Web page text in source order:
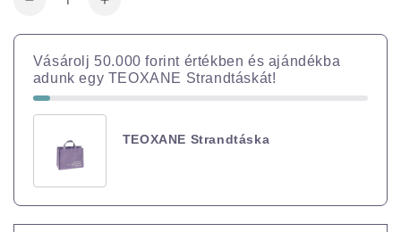
Vásárolj 50.000 forint értékben és ajándékba
adunk egy TEOXANE Strandtáskát!
TEOXANE Strandtáska